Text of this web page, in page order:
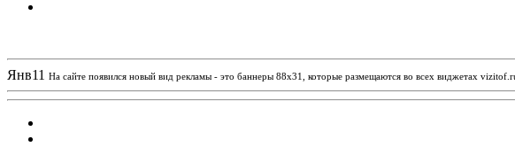
Янв11 На сайте появился новый вид рекламы - это баннеры 88х31, которые размещаются во всех виджетах